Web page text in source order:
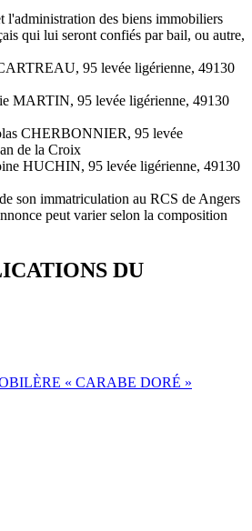
l'administration des biens immobiliers
qui lui seront confiés par bail, ou autre,
95 levée ligérienne, 49130
MARTIN, 95 levée ligérienne, 49130
CHERBONNIER, 95 levée
de la Croix
HUCHIN, 95 levée ligérienne, 49130
son immatriculation au RCS de Angers
peut varier selon la composition
DU
« CARABE DORÉ »